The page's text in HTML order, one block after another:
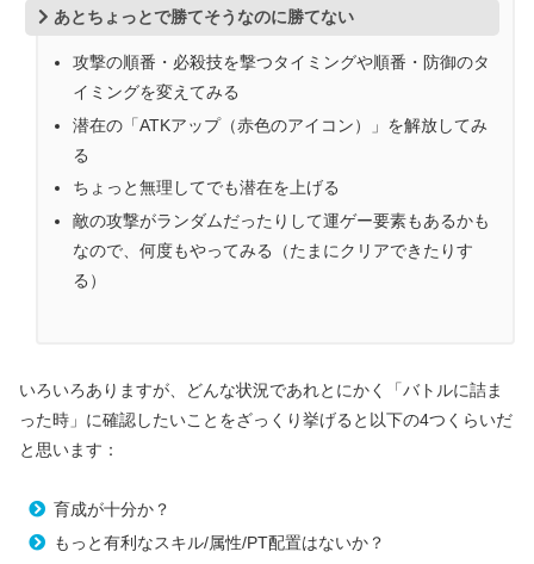
あとちょっとで勝てそうなのに勝てない
攻撃の順番・必殺技を撃つタイミングや順番・防御のタ
イミングを変えてみる
潜在の「ATKアップ（赤色のアイコン）」を解放してみ
る
ちょっと無理してでも潜在を上げる
敵の攻撃がランダムだったりして運ゲー要素もあるかも
なので、何度もやってみる（たまにクリアできたりす
る）
いろいろありますが、どんな状況であれとにかく「バトルに詰ま
った時」に確認したいことをざっくり挙げると以下の4つくらいだ
と思います：
育成が十分か？
もっと有利なスキル/属性/PT配置はないか？